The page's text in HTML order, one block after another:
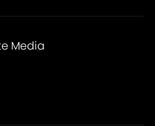
Media